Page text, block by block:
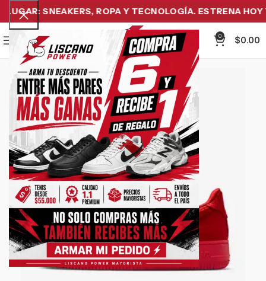
SNEAKERS, ROPA Y TECNOLOGÍA. ESTRENA HOY Y
Menu
0
$0.00
-19%